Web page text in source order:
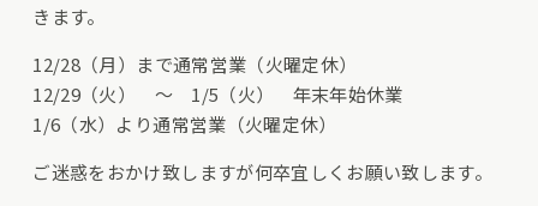
きます。
12/28（月）まで通常営業（火曜定休）
12/29（火） 〜 1/5（火） 年末年始休業
1/6（水）より通常営業（火曜定休）
ご迷惑をおかけ致しますが何卒宜しくお願い致します。